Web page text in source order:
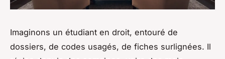
Imaginons un étudiant en droit, entouré de
dossiers, de codes usagés, de fiches surlignées. Il